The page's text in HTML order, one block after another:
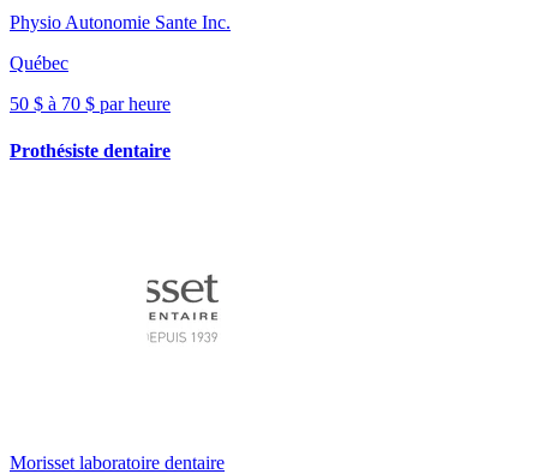
Physio Autonomie Sante Inc.
Québec
50 $ à 70 $ par heure
Prothésiste dentaire
Morisset laboratoire dentaire